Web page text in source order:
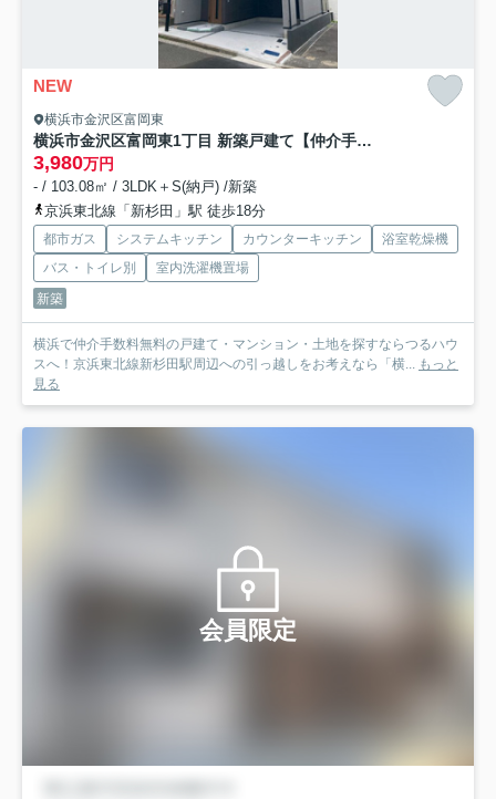
NEW
横浜市金沢区富岡東
横浜市金沢区富岡東1丁目 新築戸建て【仲介手数料無料】
3,980万円
- / 103.08㎡ / 3LDK＋S(納戸) /新築
京浜東北線「新杉田」駅 徒歩18分
都市ガス システムキッチン カウンターキッチン
浴室乾燥機
バス・トイレ別
室内洗濯機置場
新築
横浜で仲介手数料無料の戸建て・マンション・土地を探すならつるハウ
スへ！京浜東北線新杉田駅周辺への引っ越しをお考えなら「横... もっと
見る
会員限定